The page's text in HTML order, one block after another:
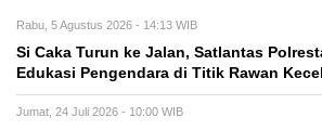
Rabu, 5 Agustus 2026 - 14:13 WIB
Si Caka Turun ke Jalan, Satlantas
Edukasi Pengendara di Titik Rawan
Jumat, 24 Juli 2026 - 10:00 WIB